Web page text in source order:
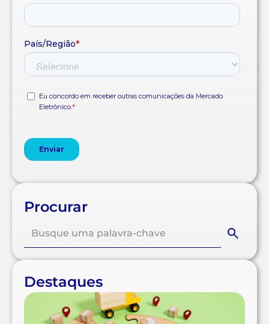
Procurar
Destaques